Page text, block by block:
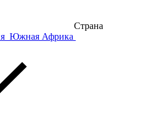
Страна
Южная Африка